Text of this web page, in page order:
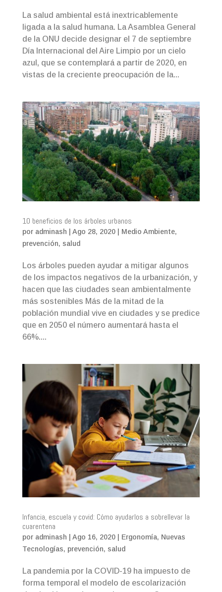
La salud ambiental está inextricablemente
ligada a la salud humana. La Asamblea General
de la ONU decide designar el 7 de septiembre
Día Internacional del Aire Limpio por un cielo
azul, que se contemplará a partir de 2020, en
vistas de la creciente preocupación de la...
10 beneficios de los árboles urbanos
por adminash Ago 28, 2020| Medio Ambiente,
prevención, salud
Los árboles pueden ayudar a mitigar algunos
de los impactos negativos de la urbanización, y
hacen que las ciudades sean ambientalmente
más sostenibles Más de la mitad de la
población mundial vive en ciudades y se predice
que en 2050 el número aumentará hasta el
66%....
Infancia, escuela y covid: Cómo ayudarlos a sobrellevar la
cuarentena
por adminash Ago 16, 2020| Ergonomía, Nuevas
Tecnologías, prevención, salud
La pandemia por la COVID-19 ha impuesto de
forma temporal el modelo de escolarización